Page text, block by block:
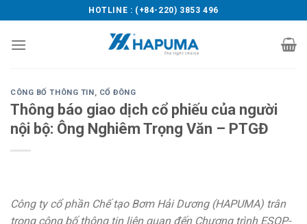
to
content
HOTLINE : (+84-220) 3853 496
CÔNG BỐ THÔNG TIN, CỔ ĐÔNG
Thông báo giao dịch cổ phiếu của người
nội bộ: Ông Nghiêm Trọng Văn – PTGĐ
Công ty cổ phần Chế tạo Bơm Hải Dương (HAPUMA) trân
trọng công bố thông tin liên quan đến Chương trình ESOP-